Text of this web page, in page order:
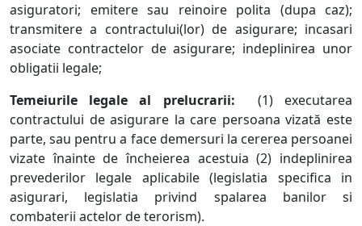
asiguratori; emitere sau reinoire polita (dupa caz);
transmitere a contractului(lor) de asigurare; incasari
asociate contractelor de asigurare; indeplinirea unor
obligatii legale;
Temeiurile legale al prelucrarii: (1) executarea
contractului de asigurare la care persoana vizată este
parte, sau pentru a face demersuri la cererea persoanei
vizate înainte de încheierea acestuia (2) indeplinirea
prevederilor legale aplicabile (legislatia specifica in
asigurari, legislatia privind spalarea banilor si
combaterii actelor de terorism).